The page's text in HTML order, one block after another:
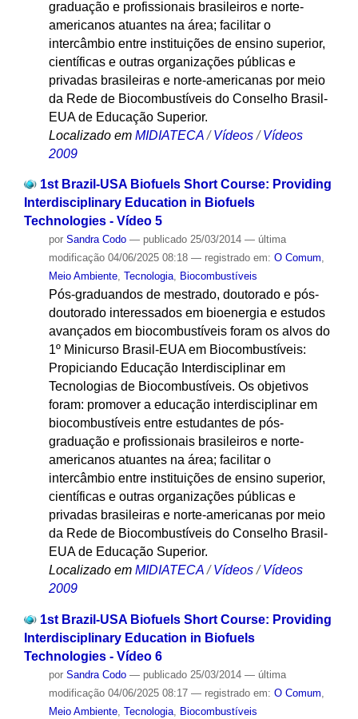
graduação e profissionais brasileiros e norte-
americanos atuantes na área; facilitar o
intercâmbio entre instituições de ensino superior,
científicas e outras organizações públicas e
privadas brasileiras e norte-americanas por meio
da Rede de Biocombustíveis do Conselho Brasil-
EUA de Educação Superior.
Localizado em MIDIATECA /Vídeos /Vídeos
2009
1st Brazil-USA Biofuels Short Course: Providing
Interdisciplinary Education in Biofuels
Technologies - Vídeo 5
por Sandra Codo — publicado25/03/2014 — última
modificação04/06/2025 08:18 — registrado em: O Comum,
Meio Ambiente, Tecnologia, Biocombustíveis
Pós-graduandos de mestrado, doutorado e pós-
doutorado interessados em bioenergia e estudos
avançados em biocombustíveis foram os alvos do
1º Minicurso Brasil-EUA em Biocombustíveis:
Propiciando Educação Interdisciplinar em
Tecnologias de Biocombustíveis. Os objetivos
foram: promover a educação interdisciplinar em
biocombustíveis entre estudantes de pós-
graduação e profissionais brasileiros e norte-
americanos atuantes na área; facilitar o
intercâmbio entre instituições de ensino superior,
científicas e outras organizações públicas e
privadas brasileiras e norte-americanas por meio
da Rede de Biocombustíveis do Conselho Brasil-
EUA de Educação Superior.
Localizado em MIDIATECA / Vídeos / Vídeos
2009
1st Brazil-USA Biofuels Short Course: Providing
Interdisciplinary Education in Biofuels
Technologies - Vídeo 6
por Sandra Codo — publicado25/03/2014 — última
modificação04/06/2025 08:17 — registrado em: O Comum,
Meio Ambiente, Tecnologia, Biocombustíveis